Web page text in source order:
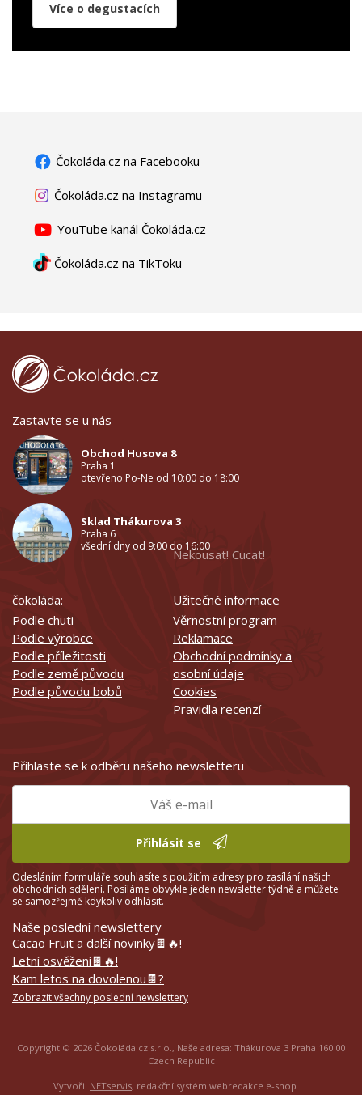
Více o degustacích
Čokoláda.cz na Facebooku
Čokoláda.cz na Instagramu
YouTube kanál Čokoláda.cz
Čokoláda.cz na TikToku
Zastavte se u nás
Obchod Husova 8
Praha 1
otevřeno Po-Ne od 10:00 do 18:00
Sklad Thákurova 3
Praha 6
všední dny od 9:00 do 16:00
čokoláda:
Podle chuti
Podle výrobce
Podle příležitosti
Podle země původu
Podle původu bobů
Nekousat! Cucat!
Užitečné informace
Věrnostní program
Reklamace
Obchodní podmínky a
osobní údaje
Cookies
Pravidla recenzí
Přihlaste se k odběru našeho newsletteru
Přihlásit se
Odesláním formuláře souhlasíte s použitím adresy pro zasílání našich
obchodních sdělení. Posíláme obvykle jeden newsletter týdně a můžete
se samozřejmě kdykoliv odhlásit.
Naše poslední newslettery
Cacao Fruit a další novinky🍫🔥!
Letní osvěžení🍫🔥!
Kam letos na dovolenou🍫?
Zobrazit všechny poslední newslettery
Copyright © 2026 Čokoláda.cz s.r.o., Naše adresa: Thákurova 3 Praha 160 00
Czech Republic
Vytvořil NETservis, redakční systém webredakce e-shop